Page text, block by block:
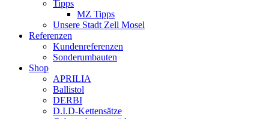
Tipps
MZ Tipps
Unsere Stadt Zell Mosel
Referenzen
Kundenreferenzen
Sonderumbauten
Shop
APRILIA
Ballistol
DERBI
D.I.D-Kettensätze